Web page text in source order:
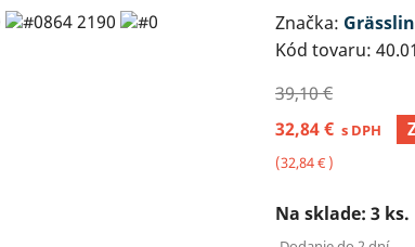
Značka: Grässlin
Kód tovaru:
39,10 €
32,84 € s DPH
(32,84 € )
Na sklade: 3 ks.